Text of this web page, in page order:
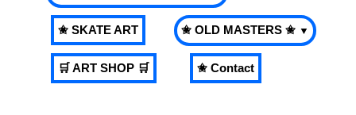
✬ SKATE ART ✬ OLD MASTERS ✬ ▼
🛒 ART SHOP 🛒 ✬ Contact